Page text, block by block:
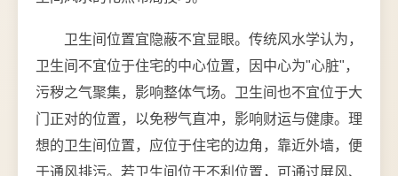
卫生间位置宜隐蔽不宜显眼。传统风水学认为，
卫生间不宜位于住宅的中心位置，因中心为"心脏"，
污秽之气聚集，影响整体气场。卫生间也不宜位于大
门正对的位置，以免秽气直冲，影响财运与健康。理
想的卫生间位置，应位于住宅的边角，靠近外墙，便
于通风排污。若卫生间位于不利位置，可通过屏风、